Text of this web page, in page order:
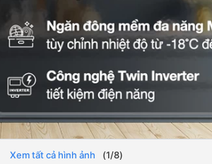
Xem tất cả hình ảnh (1/8)